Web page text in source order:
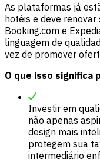
As plataformas já
hotéis e deve
Booking.com e
linguagem de
vez de promover
O que isso significa
Investir em
não apenas
design mais
protegem sua
intermediário